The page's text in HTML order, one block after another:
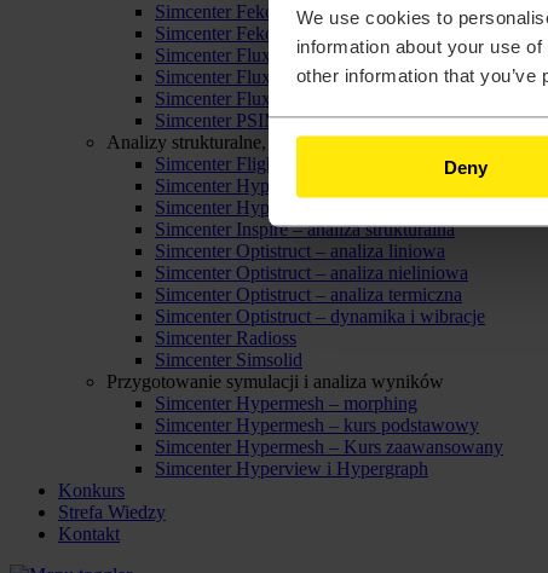
We use cookies to
information about your use
other information that
Deny
Simcenter Feko – Feko Antenna Advanced
Simcenter Feko – Introduction
Simcenter Flux – Analysis of Electric Motors
Simcenter Flux – Electromechanical Devices
Simcenter Flux – Introduction
Simcenter PSIM – kurs podstawowy
Analizy strukturalne, termiczne oraz mechanika płynów
Simcenter FlightStream
Simcenter Hyperlife
Simcenter Hyperlife – obliczenia spoin
Simcenter Inspire – analiza strukturalna
Simcenter Optistruct – analiza liniowa
Simcenter Optistruct – analiza nieliniowa
Simcenter Optistruct – analiza termiczna
Simcenter Optistruct – dynamika i wibracje
Simcenter Radioss
Simcenter Simsolid
Przygotowanie symulacji i analiza wyników
Simcenter Hypermesh – morphing
Simcenter Hypermesh – kurs podstawowy
Simcenter Hypermesh – Kurs zaawansowany
Simcenter Hyperview i Hypergraph
Konkurs
Strefa Wiedzy
Kontakt